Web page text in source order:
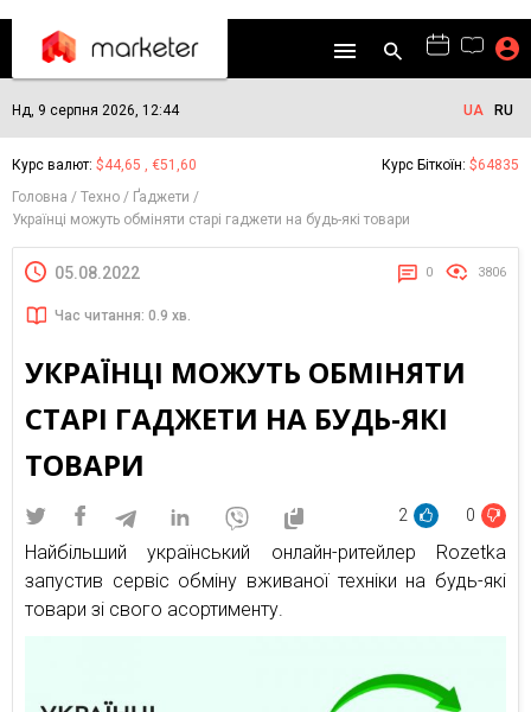
Нд, 9 серпня 2026, 12:44 UA RU
Курс валют: $44,65 , €51,60 Курс Біткоїн: $64835
Головна
Техно
Ґаджети
Українці можуть обміняти старі гаджети на будь-які товари
05.08.2022 0 3806
Час читання: 0.9 хв.
УКРАЇНЦІ МОЖУТЬ ОБМІНЯТИ
СТАРІ ГАДЖЕТИ НА БУДЬ-ЯКІ
ТОВАРИ
2 0
Найбільший український онлайн-ритейлер Rozetka
запустив сервіс обміну вживаної техніки на будь-які
товари зі свого асортименту.